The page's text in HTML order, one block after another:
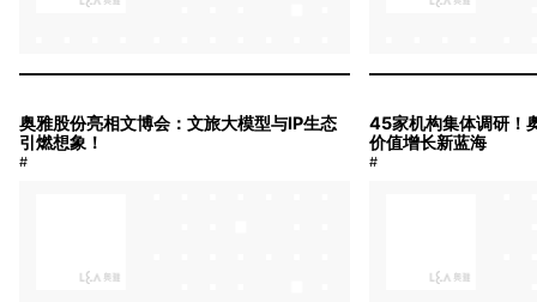
奥雅股份亮相文博会：文旅大模型与IP生态
引燃想象！
#
45家机构集体调研！
价值增长新蓝海
#